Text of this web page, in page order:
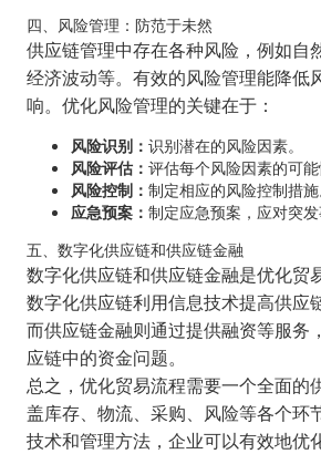
四、风险管理：防范于未然
供应链管理中存在各种风险，例如自
经济波动等。有效的风险管理能降低
响。优化风险管理的关键在于：
风险识别： 识别潜在的风险因素。
风险评估： 评估每个风险因素的可能
风险控制： 制定相应的风险控制措施
应急预案： 制定应急预案，应对突发
五、数字化供应链和供应链金融
数字化供应链和供应链金融是优化贸
数字化供应链利用信息技术提高供应
而供应链金融则通过提供融资等服务
应链中的资金问题。
总之，优化贸易流程需要一个全面的
盖库存、物流、采购、风险等各个环
技术和管理方法，企业可以有效地优